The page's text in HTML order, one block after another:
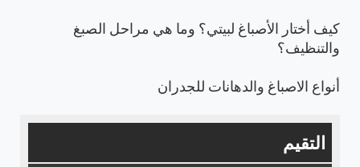
كيف أختار الأصباغ لبيتي؟ وما هي مراحل الصبغ
والتنظيف؟
أنواع الاصباغ والدهانات للجدران
التقيم